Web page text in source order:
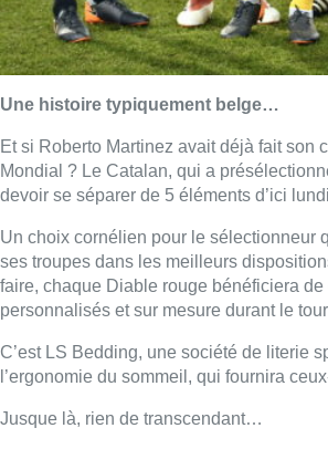
Une histoire typiquement belge…
Et si Roberto Martinez avait déjà fait son
Mondial ? Le Catalan, qui a
devoir se séparer de 5 éléments d’ici
Un choix cornélien pour le sélectionneur
ses troupes dans les meilleurs
faire, chaque Diable rouge bénéficiera
personnalisés et sur mesure durant le
C’est LS Bedding, une société de literie
l’ergonomie du sommeil, qui fournira
Jusque là, rien de transcendant…